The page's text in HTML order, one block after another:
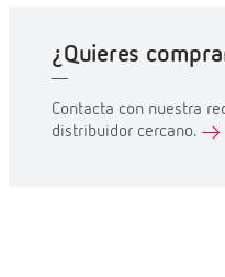
¿Quieres
Contacta con nuestra
distribuidor cercano.